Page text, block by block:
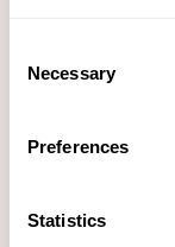
Selection
Necessary
Preferences
Statistics